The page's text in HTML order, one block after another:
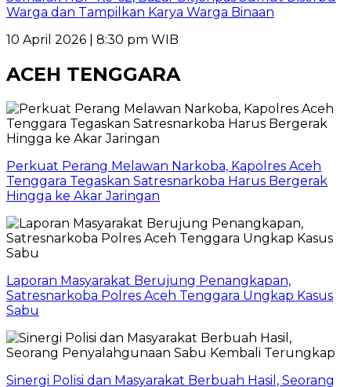
Warga dan Tampilkan Karya Warga Binaan
10 April 2026 | 8:30 pm WIB
ACEH TENGGARA
Perkuat Perang Melawan Narkoba, Kapolres Aceh
Tenggara Tegaskan Satresnarkoba Harus Bergerak
Hingga ke Akar Jaringan
Laporan Masyarakat Berujung Penangkapan,
Satresnarkoba Polres Aceh Tenggara Ungkap Kasus
Sabu
Sinergi Polisi dan Masyarakat Berbuah Hasil, Seorang